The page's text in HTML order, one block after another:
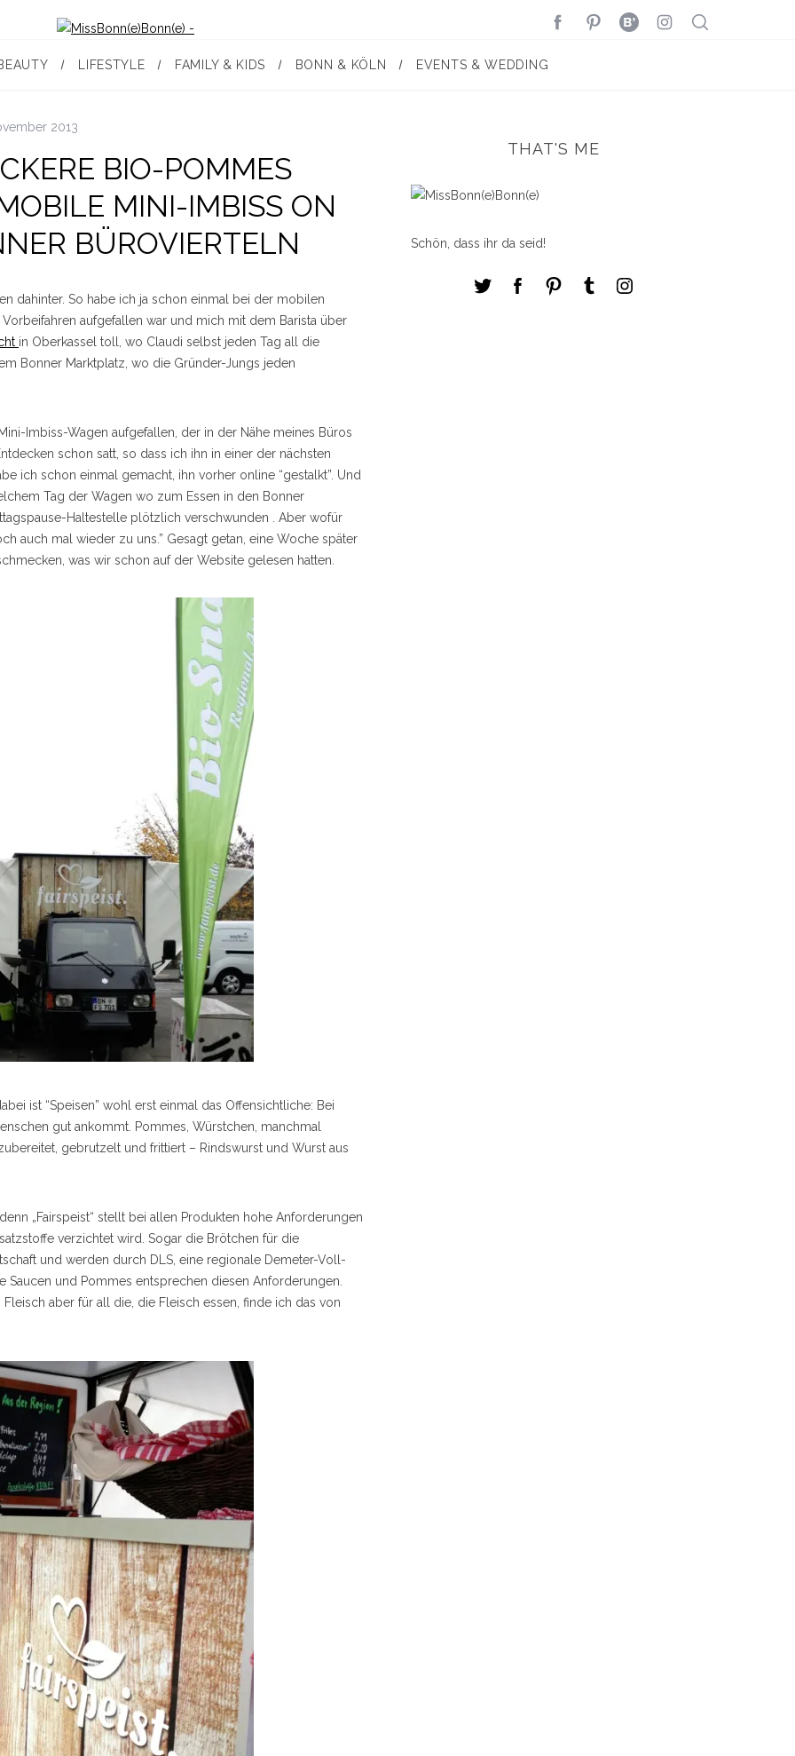
LIFESTYLE FAMILY & KIDS BONN & KÖLN EVENTS & WEDDING
2013
BIO-POMMES
MINI-IMBISS ON
BÜROVIERTELN
dahinter. So habe ich ja schon einmal bei der mobilen
aufgefallen war und mich mit dem Barista über
in Oberkassel toll, wo Claudi selbst jeden Tag all die
Bonner Marktplatz, wo die Gründer-Jungs jeden
Imbiss-Wagen aufgefallen, der in der Nähe meines Büros
schon satt, so dass ich ihn in einer der nächsten
ich schon einmal gemacht, ihn vorher online “gestalkt”. Und
Tag der Wagen wo zum Essen in den Bonner
Haltestelle plötzlich verschwunden . Aber wofür
auch mal wieder zu uns.” Gesagt getan, eine Woche später
was wir schon auf der Website gelesen hatten.
ist “Speisen” wohl erst einmal das Offensichtliche: Bei
gut ankommt. Pommes, Würstchen, manchmal
gebrutzelt und frittiert – Rindswurst und Wurst aus
„Fairspeist“ stellt bei allen Produkten hohe Anforderungen
verzichtet wird. Sogar die Brötchen für die
und werden durch DLS, eine regionale Demeter-Voll-
und Pommes entsprechen diesen Anforderungen.
aber für all die, die Fleisch essen, finde ich das von
THAT'S ME
Schön, dass ihr da seid!